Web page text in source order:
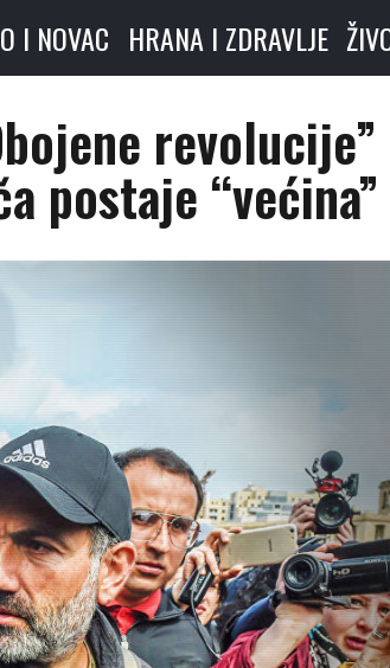
I NOVAC HRANA I ZDRAVLJE
postaje “većina”